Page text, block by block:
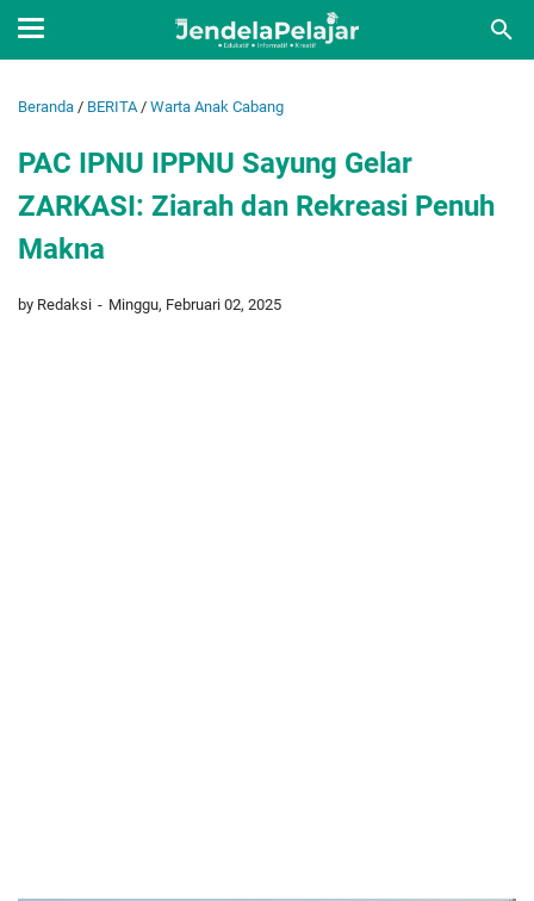
Beranda / BERITA / Warta Anak Cabang
PAC IPNU IPPNU Sayung Gelar
ZARKASI: Ziarah dan Rekreasi Penuh
Makna
by Redaksi Minggu, Februari 02, 2025